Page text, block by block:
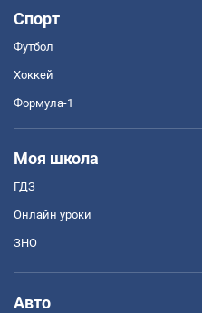
Спорт
Футбол
Хоккей
Формула-1
Моя школа
ГДЗ
Онлайн уроки
ЗНО
Авто